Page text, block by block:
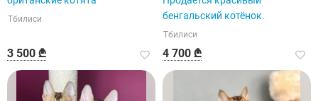
Тбилиси
3 500 ₾
бенгальский котёнок.
Тбилиси
4 700 ₾